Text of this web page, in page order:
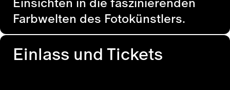
Farbwelten des Fotokünstlers.
Einlass und Tickets